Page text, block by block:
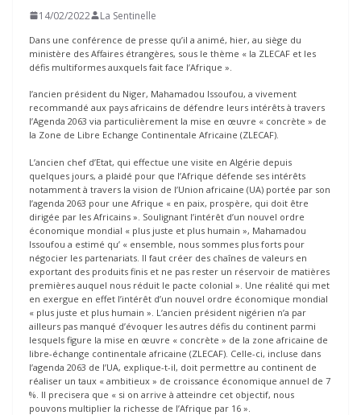
14/02/2022 La Sentinelle
Dans une conférence de presse qu’il a animé, hier, au siège du
ministère des Affaires étrangères, sous le thème « la ZLECAF et les
défis multiformes auxquels fait face l’Afrique ».
l’ancien président du Niger, Mahamadou Issoufou, a vivement
recommandé aux pays africains de défendre leurs intérêts à travers
l’Agenda 2063 via particulièrement la mise en œuvre « concrète » de
la Zone de Libre Echange Continentale Africaine (ZLECAF).
L’ancien chef d’Etat, qui effectue une visite en Algérie depuis
quelques jours, a plaidé pour que l’Afrique défende ses intérêts
notamment à travers la vision de l’Union africaine (UA) portée par son
l’agenda 2063 pour une Afrique « en paix, prospère, qui doit être
dirigée par les Africains ». Soulignant l’intérêt d’un nouvel ordre
économique mondial « plus juste et plus humain », Mahamadou
Issoufou a estimé qu’ « ensemble, nous sommes plus forts pour
négocier les partenariats. Il faut créer des chaînes de valeurs en
exportant des produits finis et ne pas rester un réservoir de matières
premières auquel nous réduit le pacte colonial ». Une réalité qui met
en exergue en effet l’intérêt d’un nouvel ordre économique mondial
« plus juste et plus humain ». L’ancien président nigérien n’a par
ailleurs pas manqué d’évoquer les autres défis du continent parmi
lesquels figure la mise en œuvre « concrète » de la zone africaine de
libre-échange continentale africaine (ZLECAF). Celle-ci, incluse dans
l’agenda 2063 de l’UA, explique-t-il, doit permettre au continent de
réaliser un taux « ambitieux » de croissance économique annuel de 7
%. Il precisera que « si on arrive à atteindre cet objectif, nous
pouvons multiplier la richesse de l’Afrique par 16 ».